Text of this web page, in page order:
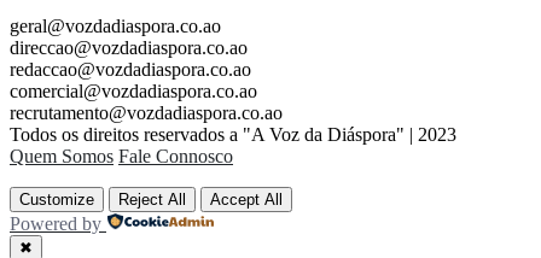
geral@vozdadiaspora.co.ao
direccao@vozdadiaspora.co.ao
redaccao@vozdadiaspora.co.ao
comercial@vozdadiaspora.co.ao
recrutamento@vozdadiaspora.co.ao
Todos os direitos reservados a "A Voz da Diáspora" | 2023
Quem Somos Fale Connosco
Customize Reject All Accept All
Powered by
✖